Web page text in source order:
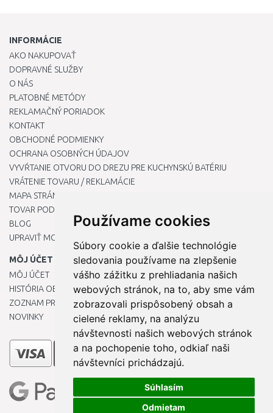
Používame cookies
Súbory cookie a ďalšie technológie
sledovania používame na zlepšenie
vášho zážitku z prehliadania našich
webových stránok, na to, aby sme vám
zobrazovali prispôsobený obsah a
cielené reklamy, na analýzu
návštevnosti našich webových stránok
a na pochopenie toho, odkiaľ naši
návštevníci prichádzajú.
Súhlasím
Odmietam
INFORMÁCIE
AKO NAKUPOVAŤ
DOPRAVNÉ SLUŽBY
O NÁS
PLATOBNÉ METÓDY
REKLAMAČNÝ PORIADOK
KONTAKT
OBCHODNÉ PODMIENKY
OCHRANA OSOBNÝCH ÚDAJOV
VYVŔTANIE OTVORU DO DREZU PRE KUCHYNSKÚ BATÉRIU
VRÁTENIE TOVARU / REKLAMÁCIE
MAPA STRÁNOK
TOVAR PODĽA ZNAČIEK
BLOG
UPRAVIŤ MOJE PREDVOĽBY COOKIES
MÔJ ÚČET
MÔJ ÚČET
HISTÓRIA OBJEDNÁVOK
ZOZNAM PRIANÍ
NOVINKY